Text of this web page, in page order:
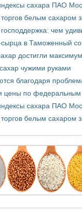
сахара ПАО
белым сахаром
чем
в Таможенный
достигли
чужими руками
благодаря
по федеральным
сахара ПАО
белым сахаром